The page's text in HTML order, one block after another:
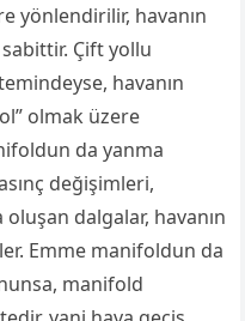
yönlendirilir, havanın
Çift yollu
havanın
olmak üzere
da yanma
değişimleri,
oluşan dalgalar, havanın
Emme manifoldun da
manifold